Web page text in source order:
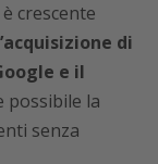
crescente
di
e il
possibile la
senza